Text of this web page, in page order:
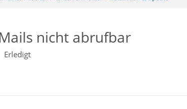
nicht abrufbar
Erledigt